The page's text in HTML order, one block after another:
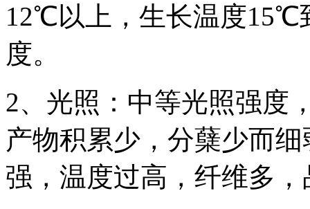
12℃以上，生长温度15℃
度。
2、光照：中等光照强度
产物积累少，分蘖少而
强，温度过高，纤维多